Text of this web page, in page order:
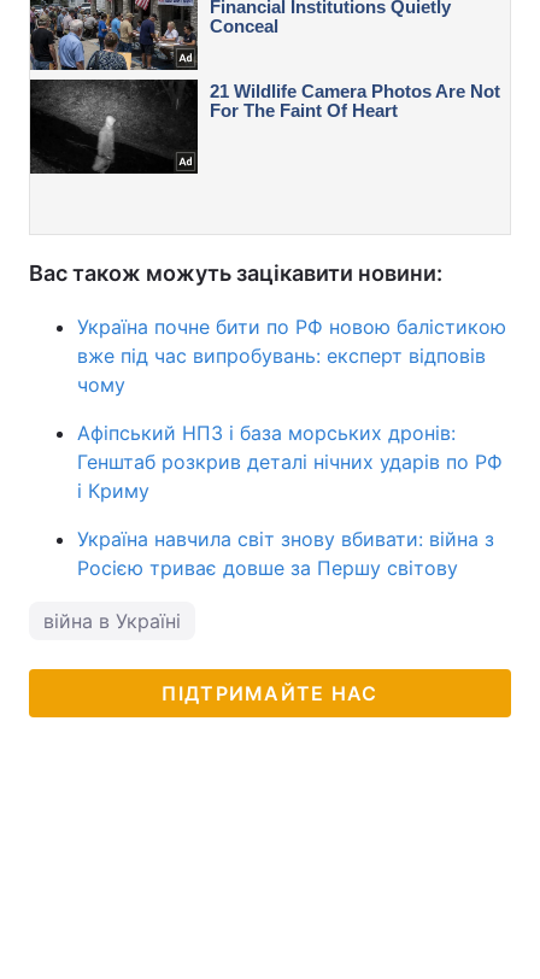
Вас також можуть зацікавити новини:
Україна почне бити по РФ новою балістикою
вже під час випробувань: експерт відповів
чому
Афіпський НПЗ і база морських дронів:
Генштаб розкрив деталі нічних ударів по РФ
і Криму
Україна навчила світ знову вбивати: війна з
Росією триває довше за Першу світову
війна в Україні
ПІДТРИМАЙТЕ НАС